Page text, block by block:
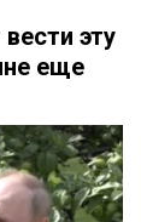
эту
еще